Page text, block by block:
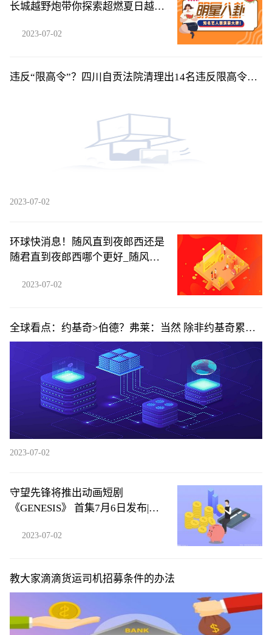
长城越野炮带你探索超燃夏日越野
2023-07-02
违反“限高令”？四川自贡法院清理出14名违反限高令乘
2023-07-02
环球快消息！随风直到夜郎西还是
随君直到夜郎西哪个更好_随风直
2023-07-02
全球看点：约基奇>伯德？弗莱：当然 除非约基奇累了
否则你不可能防住他
2023-07-02
守望先锋将推出动画短剧
《GENESIS》 首集7月6日发布|环
2023-07-02
教大家滴滴货运司机招募条件的办法